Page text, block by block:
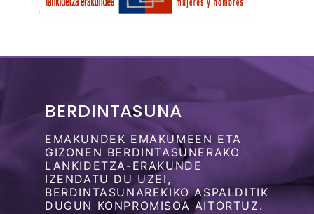
BERDINTASUNA
EMAKUNDEK EMAKUMEEN ETA
GIZONEN BERDINTASUNERAKO
LANKIDETZA-ERAKUNDE
IZENDATU DU UZEI,
BERDINTASUNAREKIKO ASPALDITIK
DUGUN KONPROMISOA AITORTUZ.